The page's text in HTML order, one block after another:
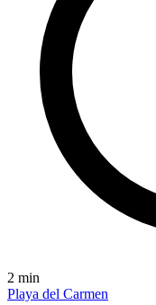
2 min
Playa del Carmen